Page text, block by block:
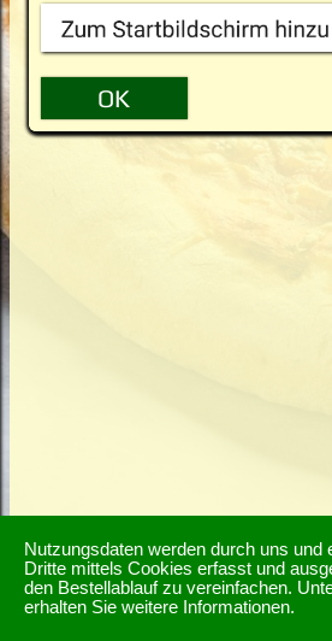
Nutzungsdaten werden durch uns und
Dritte mittels Cookies erfasst und
den Bestellablauf zu vereinfachen.
erhalten Sie weitere Informationen.